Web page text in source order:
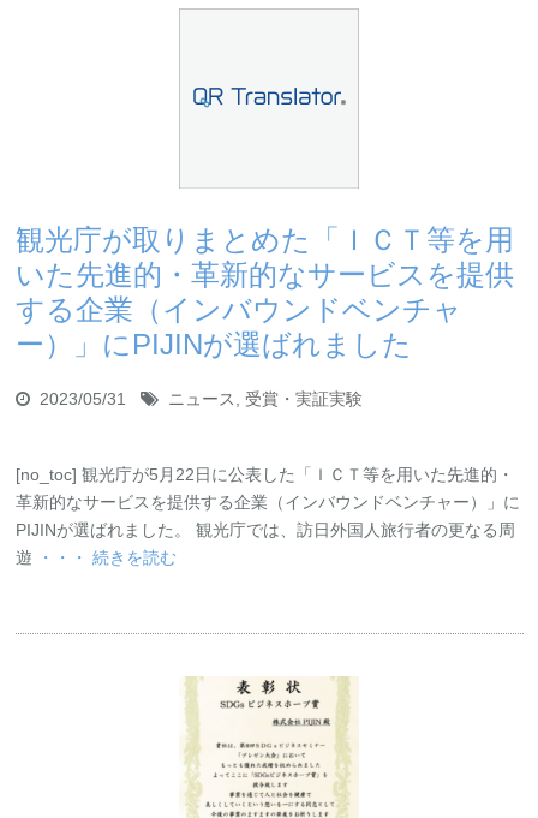
観光庁が取りまとめた「ＩＣＴ等を用
いた先進的・革新的なサービスを提供
する企業（インバウンドベンチャ
ー）」にPIJINが選ばれました
2023/05/31 ニュース 受賞・実証実験
[no_toc] 観光庁が5月22日に公表した「ＩＣＴ等を用いた先進的・
革新的なサービスを提供する企業（インバウンドベンチャー）」に
PIJINが選ばれました。 観光庁では、訪日外国人旅行者の更なる周
遊
・・・ 続きを読む